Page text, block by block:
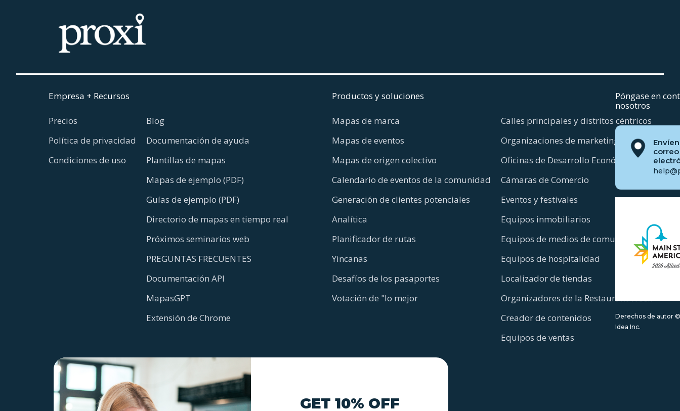
Empresa + Recursos
Precios
Política de privacidad
Condiciones de uso
Blog
Documentación de ayuda
Plantillas de mapas
Mapas de ejemplo (PDF)
Guías de ejemplo (PDF)
Directorio de mapas en tiempo real
Próximos seminarios web
PREGUNTAS FRECUENTES
Documentación API
MapasGPT
Extensión de Chrome
Productos y soluciones
Mapas de marca
Mapas de eventos
Mapas de origen colectivo
Calendario de eventos de la comunidad
Generación de clientes potenciales
Analítica
Planificador de rutas
Yincanas
Desafíos de los pasaportes
Votación de "lo mejor
Calles principales y distritos céntricos
Organizaciones de marketing de destinos
Oficinas de Desarrollo Económico
Cámaras de Comercio
Eventos y festivales
Equipos inmobiliarios
Equipos de medios de comunicación
Equipos de hospitalidad
Localizador de tiendas
Organizadores de la Restaurant Week
Creador de contenidos
Equipos de ventas
Póngase en
nosotros
correo
Derechos de autor ©
Idea Inc.
GET 10% OFF